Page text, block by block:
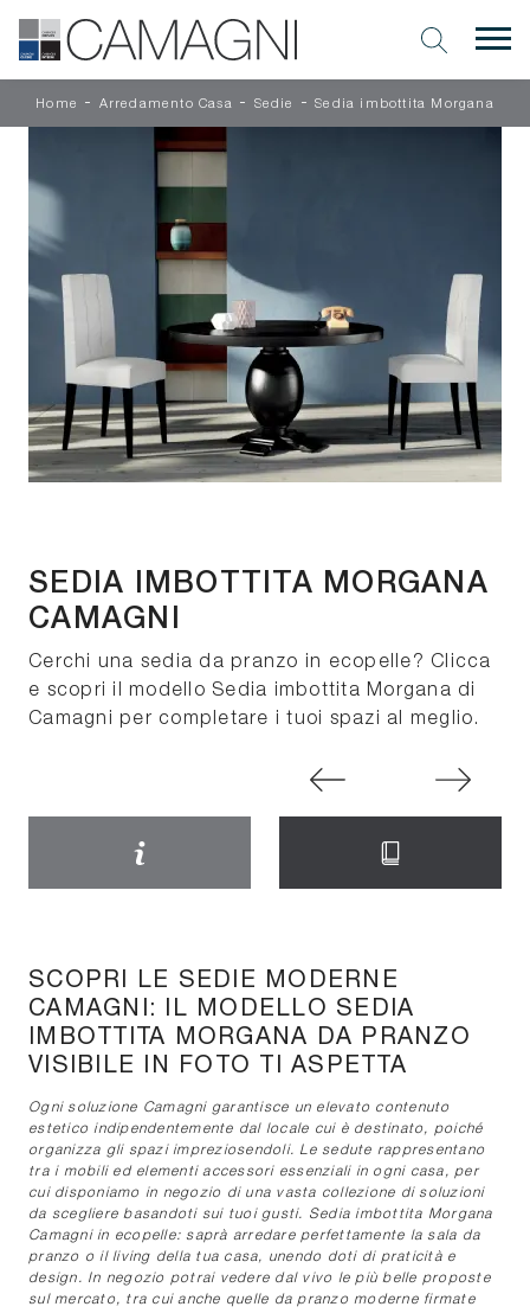
Home - Arredamento Casa - Sedie -Sedia imbottita Morgana
SCOPRI LE SEDIE MODERNE
CAMAGNI: IL MODELLO SEDIA
IMBOTTITA MORGANA DA PRANZO
VISIBILE IN FOTO TI ASPETTA
Ogni soluzione Camagni garantisce un elevato contenuto
estetico indipendentemente dal locale cui è destinato, poiché
organizza gli spazi impreziosendoli. Le sedute rappresentano
tra i mobili ed elementi accessori essenziali in ogni casa, per
cui disponiamo in negozio di una vasta collezione di soluzioni
da scegliere basandoti sui tuoi gusti. Sedia imbottita Morgana
Camagni in ecopelle: saprà arredare perfettamente la sala da
pranzo o il living della tua casa, unendo doti di praticità e
design. In negozio potrai vedere dal vivo le più belle proposte
sul mercato, tra cui anche quelle da pranzo moderne firmate
SEDIA IMBOTTITA MORGANA
CAMAGNI
Cerchi una sedia da pranzo in ecopelle? Clicca
e scopri il modello Sedia imbottita Morgana di
Camagni per completare i tuoi spazi al meglio.